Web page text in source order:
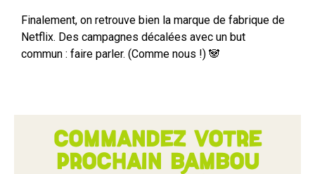
Finalement, on retrouve bien la marque de fabrique de
Netflix. Des campagnes décalées avec un but
commun : faire parler. (Comme nous !) 🐼
Commandez votre
prochain bambou